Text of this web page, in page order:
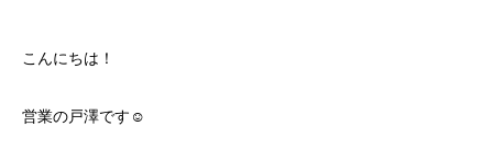
こんにちは！
営業の戸澤です☺︎